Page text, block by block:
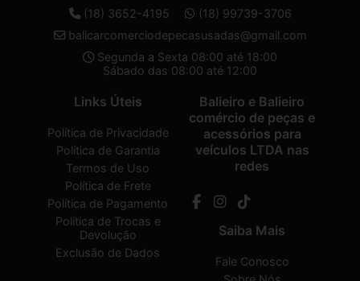
(18) 3652-4195
(18) 99739-3706
balicarcomerciodepecasusadas@gmail.com
Segunda a Sexta 08:00 até 18:00
Sábado das 08:00 até 12:00
Links Úteis
Política de Privacidade
Política de Garantia
Termos de Uso
Política de Frete
Política de Pagamento
Política de Trocas e
Devolução
Exclusão de Dados
Balieiro e Balieiro
comércio de peças e
acessórios para
veículos LTDA nas
redes
Saiba Mais
Fale Conosco